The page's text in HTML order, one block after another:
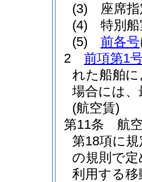
(3)
座席
(4)
特別
(5)
前各号
2
前項第1
れた船舶
場合には、
(航空賃)
第11条
航
第18項に
の規則で
利用する